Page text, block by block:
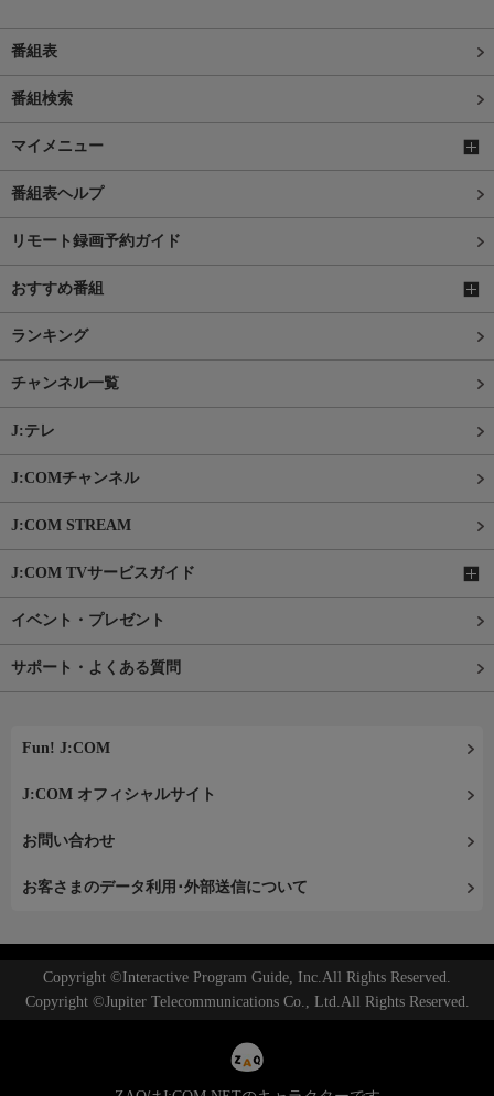
番組表
番組検索
マイメニュー
番組表ヘルプ
リモート録画予約ガイド
おすすめ番組
ランキング
チャンネル一覧
J:テレ
J:COMチャンネル
J:COM STREAM
J:COM TVサービスガイド
イベント・プレゼント
サポート・よくある質問
Fun! J:COM
J:COM オフィシャルサイト
お問い合わせ
お客さまのデータ利用･外部送信について
Copyright ©Interactive Program Guide, Inc.All Rights Reserved.
Copyright ©Jupiter Telecommunications Co., Ltd.All Rights Reserved.